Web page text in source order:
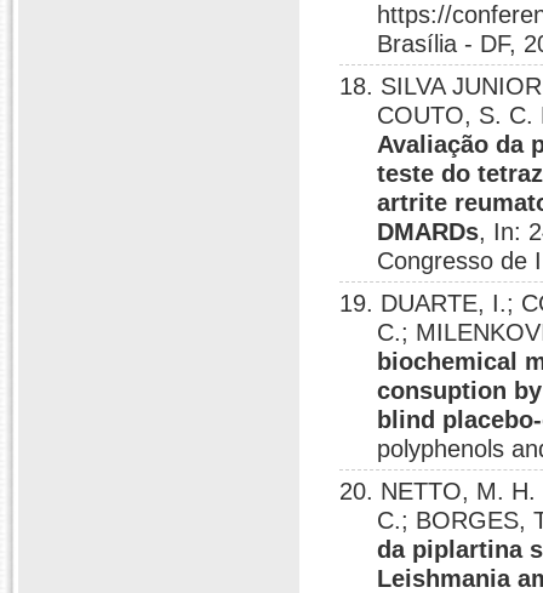
https://
Brasília - DF,
18. SILVA
COUTO, S. C.
Avaliação da
teste do
artrite
DMARDs, In:
Congresso de
19. DUARTE, I.;
C.;
biochemical
consuption
blind
polyphenols
20. NETTO, M.
C.; BORGES,
da piplartina
Leishmania